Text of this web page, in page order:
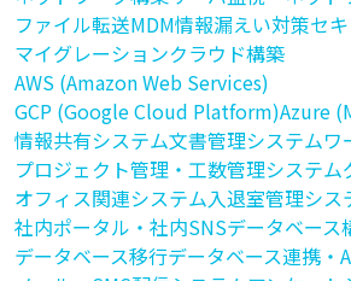
ファイル転送MDM情報漏えい対策セ
マイグレーションクラウド構築
AWS (Amazon Web Services)
GCP (Google Cloud Platform)Azure
情報共有システム文書管理システムワ
プロジェクト管理・工数管理システム
オフィス関連システム入退室管理シス
社内ポータル・社内SNSデータベース
データベース移行データベース連携・